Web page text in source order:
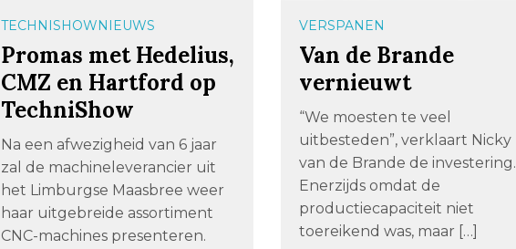
TECHNISHOWNIEUWS
Promas met Hedelius,
CMZ en Hartford op
TechniShow
Na een afwezigheid van 6 jaar
zal de machineleverancier uit
het Limburgse Maasbree weer
haar uitgebreide assortiment
CNC-machines presenteren.
VERSPANEN
Van de Brande
vernieuwt
“We moesten te veel
uitbesteden”, verklaart Nicky
van de Brande de investering.
Enerzijds omdat de
productiecapaciteit niet
toereikend was, maar […]